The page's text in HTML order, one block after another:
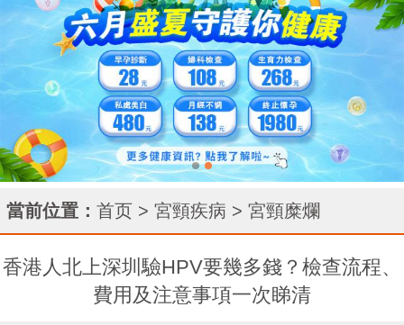
當前位置： 首页 > 宮頸疾病 > 宮頸糜爛
香港人北上深圳驗HPV要幾多錢？檢查流程、
費用及注意事項一次睇清